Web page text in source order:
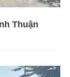
Thuận